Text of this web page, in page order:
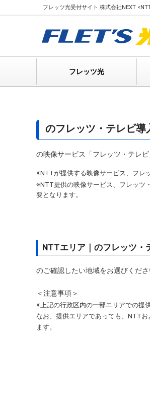
フレッツ光受付サイト 株式会社NEXT
フレッツ光
のフレッツ・テレビ
の映像サービス「フレッツ・テレ
※NTTが提供する映像サービス、フレ
※NTT提供の映像サービス、フレッツ
要となります。
NTTエリア｜のフレッツ・
のご確認したい地域をお選びくだ
＜注意事項＞
※上記の行政区内の一部エリアでの提
なお、提供エリアであっても、NTT
ます。